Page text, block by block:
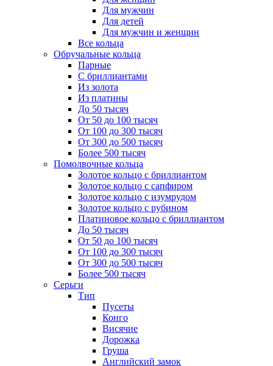
Для мужчин
Для детей
Для мужчин и женщин
Все кольца
Обручальные кольца
Парные
С бриллиантами
Из золота
Из платины
До 50 тысяч
От 50 до 100 тысяч
От 100 до 300 тысяч
От 300 до 500 тысяч
Более 500 тысяч
Помолвочные кольца
Золотое кольцо с бриллиантом
Золотое кольцо с сапфиром
Золотое кольцо с изумрудом
Золотое кольцо с рубином
Платиновое кольцо с бриллиантом
До 50 тысяч
От 50 до 100 тысяч
От 100 до 300 тысяч
От 300 до 500 тысяч
Более 500 тысяч
Серьги
Тип
Пусеты
Конго
Висячие
Дорожка
Груша
Английский замок